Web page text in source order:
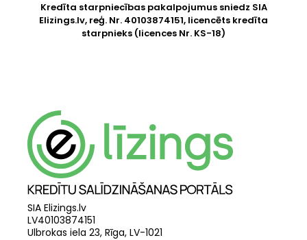
Kredīta starpniecības pakalpojumus sniedz SIA
Elizings.lv, reģ. Nr. 40103874151, licencēts kredīta
starpnieks (licences Nr. KS-18)
SIA Elizings.lv
LV40103874151
Ulbrokas iela 23, Rīga, LV-1021